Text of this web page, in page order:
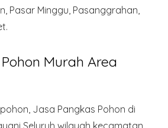
Pasar Minggu, Pasanggrahan,
Murah Area
Jasa Pangkas Pohon di
Seluruh wilayah kecamatan